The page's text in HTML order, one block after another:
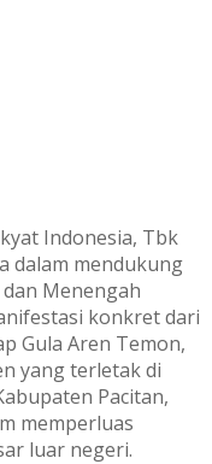
Indonesia, Tbk
dalam mendukung
Menengah
konkret dari
Gula Aren Temon,
yang terletak di
Pacitan,
memperluas
luar negeri.